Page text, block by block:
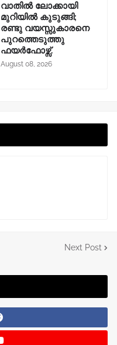
വാതിൽ ലോക്കായി
മുറിയിൽ കുടുങ്ങി;
രണ്ടു വയസ്സുകാരനെ
പുറത്തെടുത്തു
ഫയർഫോഴ്സ്.
August 08, 2026
Next Post